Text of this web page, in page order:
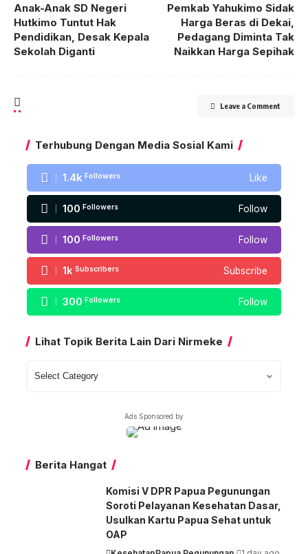
Anak-Anak SD Negeri
Hutkimo Tuntut Hak
Pendidikan, Desak Kepala
Sekolah Diganti
Pemkab Yahukimo Sidak
Harga Beras di Dekai,
Pedagang Diminta Tak
Naikkan Harga Sepihak
Leave a Comment
Terhubung Dengan Media Sosial Kami
1.4k Followers Like
100 Followers Follow
100 Followers Follow
1k Subscribers Subscribe
300 Followers Follow
Lihat Topik Berita Lain Dari Nirmeke
Ads Sponsored by
Berita Hangat
Komisi V DPR Papua Pegunungan
Soroti Pelayanan Kesehatan Dasar,
Usulkan Kartu Papua Sehat untuk
OAP